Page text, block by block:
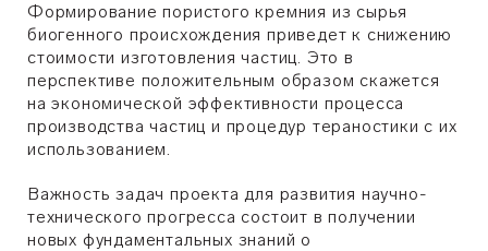
Формирование пористого кремния из сырья
биогенного происхождения приведет к снижению
стоимости изготовления частиц. Это в
перспективе положительным образом скажется
на экономической эффективности процесса
производства частиц и процедур тераностики с их
использованием.
Важность задач проекта для развития научно-
технического прогресса состоит в получении
новых фундаментальных знаний о